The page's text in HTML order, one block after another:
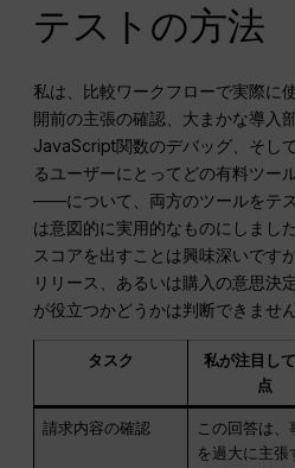
テストの方法
私は、比較ワークフローで実際
開前の主張の確認、大まかな導入
JavaScript関数のデバッグ、そし
るユーザーにとってどの有料ツー
――について、両方のツールをテ
は意図的に実用的なものにしまし
スコアを出すことは興味深いです
リリース、あるいは購入の意思決
が役立つかどうかは判断できませ
タスク
私が注目し
点
請求内容の確認
この回答は、
を過大に主張